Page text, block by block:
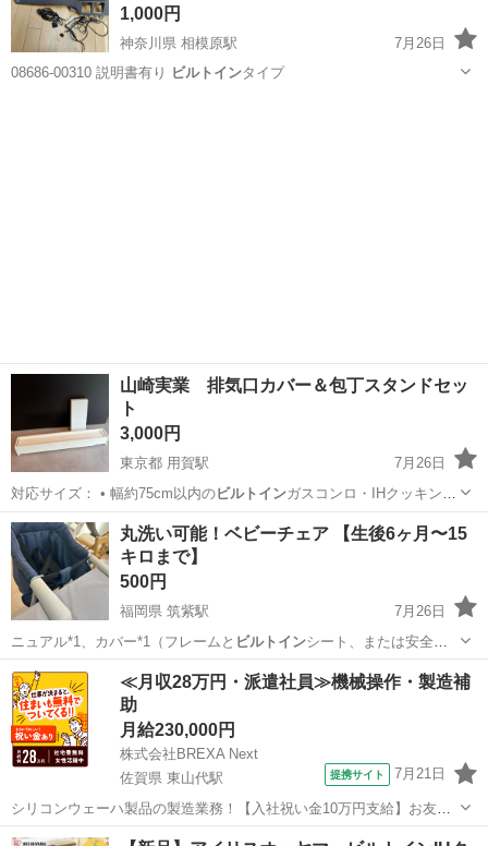
1,000円
神奈川県 相模原駅
7月26日
08686-00310 説明書有り ビルトインタイプ
山崎実業 排気口カバー＆包丁スタンドセッ
ト
3,000円
東京都 用賀駅
7月26日
対応サイズ： • 幅約75cm以内のビルトインガスコンロ・IHクッキング
ヒーター …
東京 世田谷区 用賀駅 その他 スタンド
丸洗い可能！ベビーチェア 【生後6ヶ月〜15
キロまで】
500円
福岡県 筑紫駅
7月26日
ニュアル*1、カバー*1（フレームと ビルトインシート、または安全ベ
ルトが既にカバー…
福岡 筑紫野市 筑紫駅 ベビー用品
ベビーテーブルチェア
≪月収28万円・派遣社員≫機械操作・製造補
助
月給230,000円
株式会社BREXA Next
佐賀県 東山代駅
提携サイト 7月21日
シリコンウェーハ製品の製造業務！【入社祝い金10万円支給】お友達
やカップルとの応募OK◎年間休日129日＆休出なしでプライベート充
佐賀 伊万里市 東山代駅